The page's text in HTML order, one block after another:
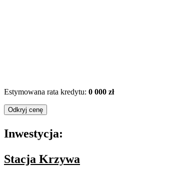
Estymowana rata kredytu: 0 000 zł
Odkryj cenę
Inwestycja:
Stacja Krzywa